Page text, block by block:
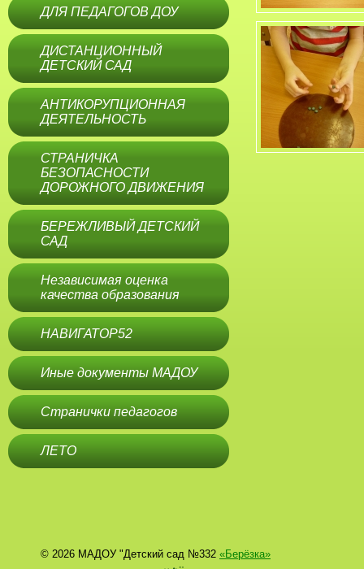
ДЛЯ ПЕДАГОГОВ ДОУ
ДИСТАНЦИОННЫЙ
ДЕТСКИЙ САД
АНТИКОРУПЦИОННАЯ
ДЕЯТЕЛЬНОСТЬ
СТРАНИЧКА
БЕЗОПАСНОСТИ
ДОРОЖНОГО ДВИЖЕНИЯ
БЕРЕЖЛИВЫЙ ДЕТСКИЙ
САД
Независимая оценка
качества образования
НАВИГАТОР52
Иные документы МАДОУ
Странички педагогов
ЛЕТО
© 2026 МАДОУ "Детский сад №332 «Берёзка»